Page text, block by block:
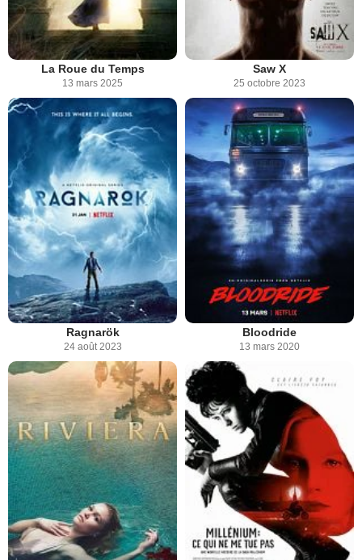
La Roue du Temps
13 mars 2025
Saw X
25 octobre 2023
Ragnarök
24 août 2023
Bloodride
13 mars 2020